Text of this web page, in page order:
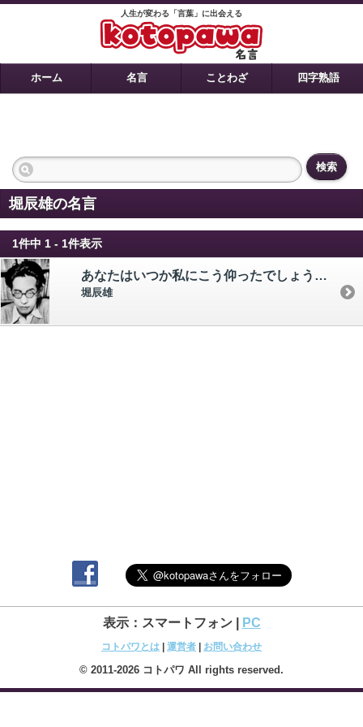
人生が変わる「言葉」に出会える
ホーム 名言 ことわざ 四字熟語
検索
堀辰雄の名言
1件中 1 - 1件表示
あなたはいつか私にこう仰ったでしょう、 ―――私たちのいまの生活、ずっとあとになって思い出したらどんなに美しいだろうって・・・
堀辰雄
表示：スマートフォン | PC
コトパワとは 運営者 お問い合わせ
© 2011-2026 コトパワ All rights reserved.